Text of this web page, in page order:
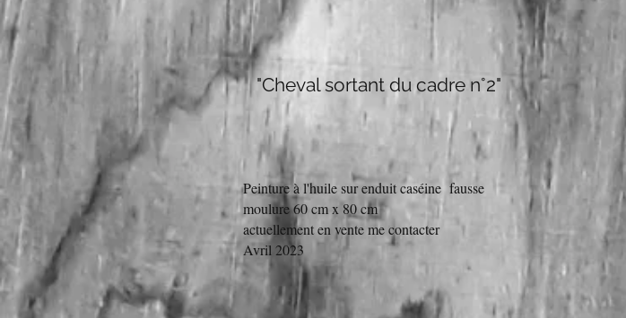
"Cheval sortant du cadre n°2"
Peinture à l'huile sur enduit caséine fausse
moulure 60 cm x 80 cm
actuellement en vente me contacter
Avril 2023